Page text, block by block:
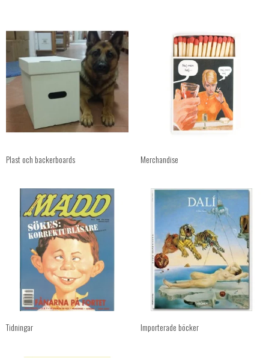
Plast och backerboards Merchandise
Tidningar Importerade böcker